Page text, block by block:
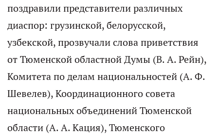
поздравили представители различных
диаспор: грузинской, белорусской,
узбекской, прозвучали слова приветствия
от Тюменской областной Думы (В. А. Рейн),
Комитета по делам национальностей (А. Ф.
Шевелев), Координационного совета
национальных объединений Тюменской
области (А. А. Кация), Тюменского